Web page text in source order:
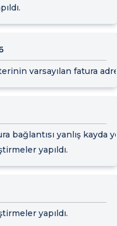
varsayılan fatura
bağlantısı yanlış
yapıldı.
yapıldı.